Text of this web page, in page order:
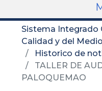
Sistema Integrado
Calidad y del
Historico de
TALLER DE
PALOQUEMAO